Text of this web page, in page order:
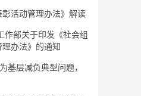
彰活动管理办法》解读
作部关于印发《社会组
办法》的通知
基层减负典型问题，